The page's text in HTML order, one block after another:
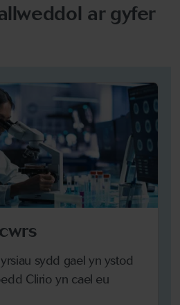
ar gyfer
sydd gael yn ystod
Clirio yn cael eu